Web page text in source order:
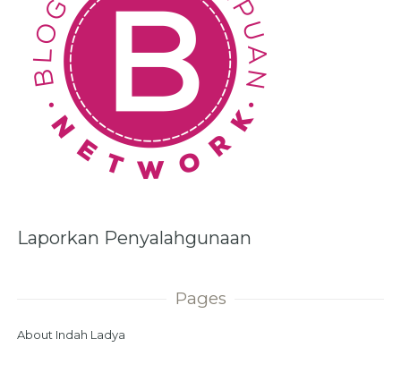
Laporkan Penyalahgunaan
Pages
About Indah Ladya